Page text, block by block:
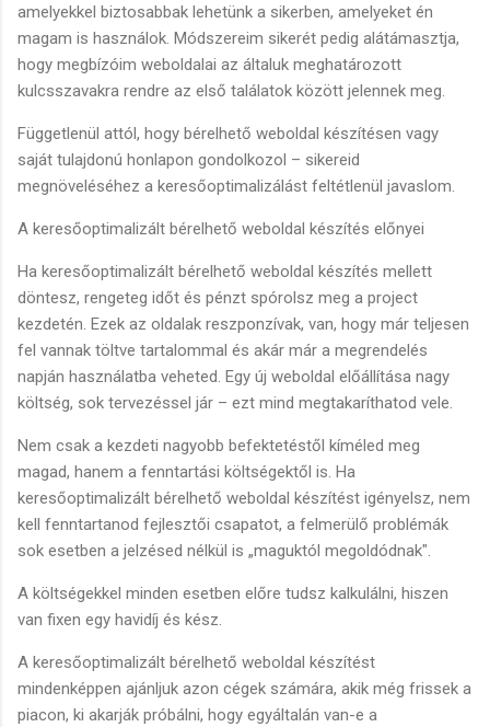
amelyekkel biztosabbak lehetünk a sikerben, amelyeket én
magam is használok. Módszereim sikerét pedig alátámasztja,
hogy megbízóim weboldalai az általuk meghatározott
kulcsszavakra rendre az első találatok között jelennek meg.
Függetlenül attól, hogy bérelhető weboldal készítésen vagy
saját tulajdonú honlapon gondolkozol – sikereid
megnöveléséhez a keresőoptimalizálást feltétlenül javaslom.
A keresőoptimalizált bérelhető weboldal készítés előnyei
Ha keresőoptimalizált bérelhető weboldal készítés mellett
döntesz, rengeteg időt és pénzt spórolsz meg a project
kezdetén. Ezek az oldalak reszponzívak, van, hogy már teljesen
fel vannak töltve tartalommal és akár már a megrendelés
napján használatba veheted. Egy új weboldal előállítása nagy
költség, sok tervezéssel jár – ezt mind megtakaríthatod vele.
Nem csak a kezdeti nagyobb befektetéstől kíméled meg
magad, hanem a fenntartási költségektől is. Ha
keresőoptimalizált bérelhető weboldal készítést igényelsz, nem
kell fenntartanod fejlesztői csapatot, a felmerülő problémák
sok esetben a jelzésed nélkül is „maguktól megoldódnak".
A költségekkel minden esetben előre tudsz kalkulálni, hiszen
van fixen egy havidíj és kész.
A keresőoptimalizált bérelhető weboldal készítést
mindenképpen ajánljuk azon cégek számára, akik még frissek a
piacon, ki akarják próbálni, hogy egyáltalán van-e a